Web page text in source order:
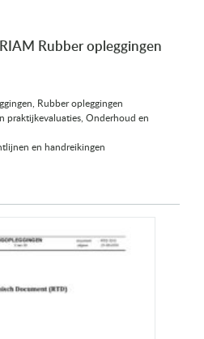
Rubber opleggingen
Rubber opleggingen
praktijkevaluaties, Onderhoud en
en handreikingen